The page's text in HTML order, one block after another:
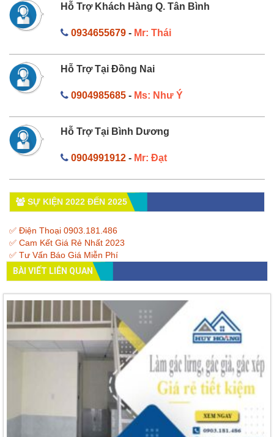
Hỗ Trợ Khách Hàng Q. Tân Bình
0934655679- Mr: Thái
Hỗ Trợ Tại Đồng Nai
0904985685- Ms: Như Ý
Hỗ Trợ Tại Bình Dương
0904991912- Mr: Đạt
SỰ KIỆN 2022 ĐẾN 2025
✅ Điện Thoại 0903.181.486
✅ Cam Kết Giá Rẻ Nhất 2023
✅ Tư Vấn Báo Giá Miễn Phí
BÀI VIẾT LIÊN QUAN